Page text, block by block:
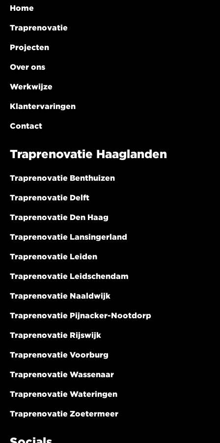
Home
Traprenovatie
Projecten
Over ons
Werkwijze
Klantervaringen
Contact
Traprenovatie Haaglanden
Traprenovatie Benthuizen
Traprenovatie Delft
Traprenovatie Den Haag
Traprenovatie Lansingerland
Traprenovatie Leiden
Traprenovatie Leidschendam
Traprenovatie Naaldwijk
Traprenovatie Pijnacker-Nootdorp
Traprenovatie Rijswijk
Traprenovatie Voorburg
Traprenovatie Wassenaar
Traprenovatie Wateringen
Traprenovatie Zoetermeer